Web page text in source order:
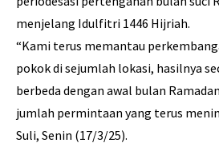
menjelang Idulfitri 1446 Hijriah.
“Kami terus memantau
pokok di sejumlah lokasi, hasilnya
berbeda dengan awal bulan
jumlah permintaan yang terus
Suli, Senin (17/3/25).